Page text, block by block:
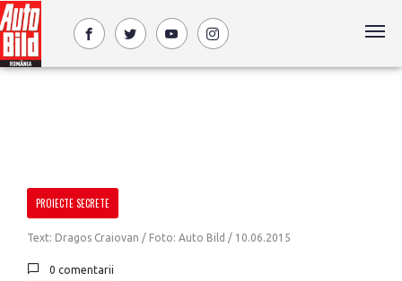
PROIECTE SECRETE
Text: Dragos Craiovan / Foto: Auto Bild / 10.06.2015
0 comentarii